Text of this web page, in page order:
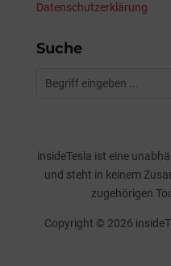
Datenschutzerklärung
Suche
insideTesla ist eine
und steht in keinem
zugehörigen
Copyright © 2026